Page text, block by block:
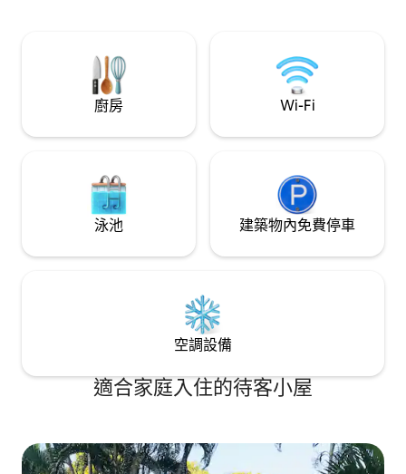
Grill 餐廳的沙灘椅（需消費）。
廚房 Wi-Fi
泳池 建築物內免費停車
空調設備
適合家庭入住的待客小屋